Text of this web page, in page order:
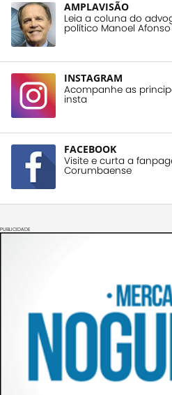
AMPLAVISÃO
Leia a coluna do
político Manoel Afonso
INSTAGRAM
Acompanhe as
insta
FACEBOOK
Visite e curta a
Corumbaense
PUBLICIDADE